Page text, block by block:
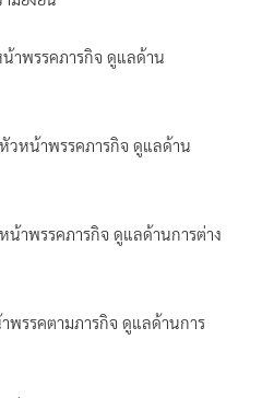
าพรรคภารกิจ ดูแลด้าน
วหน้าพรรคภารกิจ ดูแลด้าน
าพรรคภารกิจ ดูแลด้านการต่าง
รรคตามภารกิจ ดูแลด้านการ